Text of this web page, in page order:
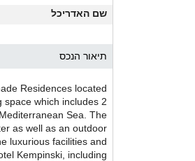
שם האדריכל
תיאור הנכס
Residences located
space which includes 2
Sea. The
as well as an outdoor
luxurious facilities and
Kempinski, including